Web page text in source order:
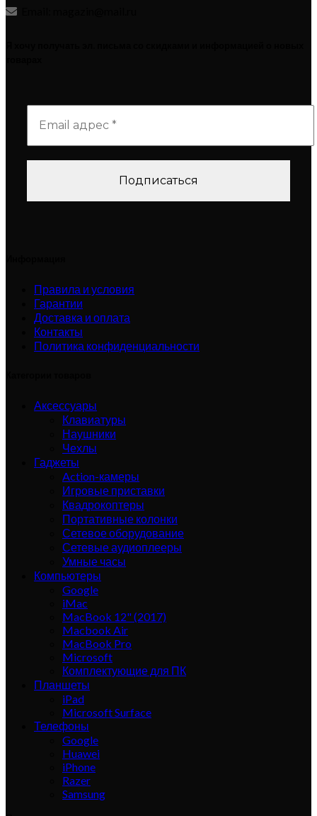
Правила и условия
Гарантии
Доставка и оплата
Контакты
Политика конфиденциальности
Аксессуары
Клавиатуры
Наушники
Чехлы
Гаджеты
Action-камеры
Игровые приставки
Квадрокоптеры
Портативные колонки
Сетевое оборудование
Сетевые аудиоплееры
Умные часы
Компьютеры
Google
iMac
MacBook 12" (2017)
Macbook Air
MacBook Pro
Microsoft
Комплектующие для ПК
Планшеты
iPad
Microsoft Surface
Телефоны
Google
Huawei
iPhone
Razer
Samsung